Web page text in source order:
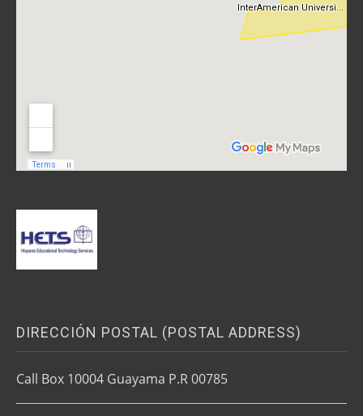
DIRECCIÓN POSTAL (POSTAL ADDRESS)
Call Box 10004 Guayama P.R 00785